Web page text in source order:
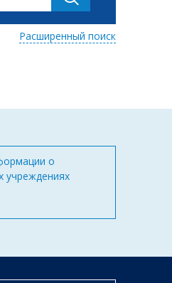
Расширенный поиск
о
учреждениях